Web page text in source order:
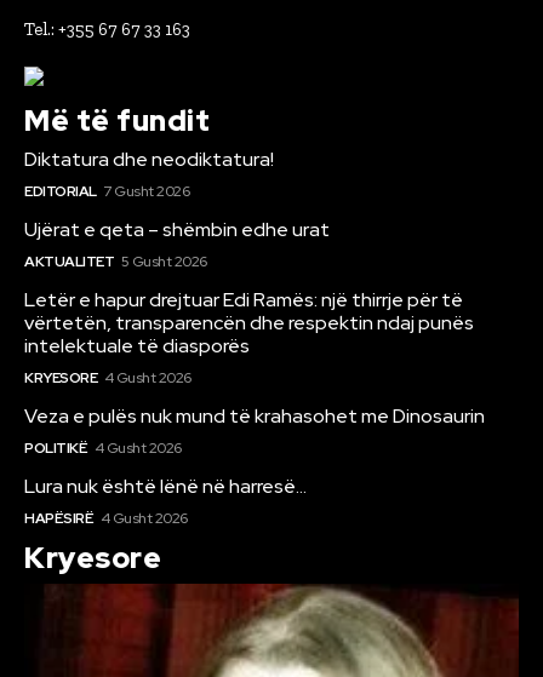
Tel.: +355 67 67 33 163
Më të fundit
Diktatura dhe neodiktatura!
EDITORIAL 7 Gusht 2026
Ujërat e qeta – shëmbin edhe urat
AKTUALITET 5 Gusht 2026
Letër e hapur drejtuar Edi Ramës: një thirrje për të
vërtetën, transparencën dhe respektin ndaj punës
intelektuale të diasporës
KRYESORE 4 Gusht 2026
Veza e pulës nuk mund të krahasohet me Dinosaurin
POLITIKË 4 Gusht 2026
Lura nuk është lënë në harresë…
HAPËSIRË 4 Gusht 2026
Kryesore